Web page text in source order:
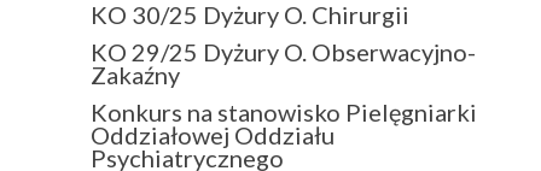
KO 30/25 Dyżury O. Chirurgii
KO 29/25 Dyżury O. Obserwacyjno-
Zakaźny
Konkurs na stanowisko Pielęgniarki
Oddziałowej Oddziału
Psychiatrycznego